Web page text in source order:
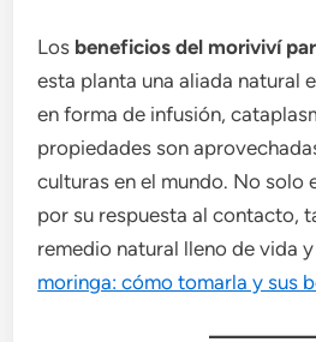
Los beneficios del moriviví
esta planta una aliada natural
en forma de infusión,
propiedades son
culturas en el mundo. No solo
por su respuesta al contacto,
remedio natural lleno de vida
moringa: cómo tomarla y sus